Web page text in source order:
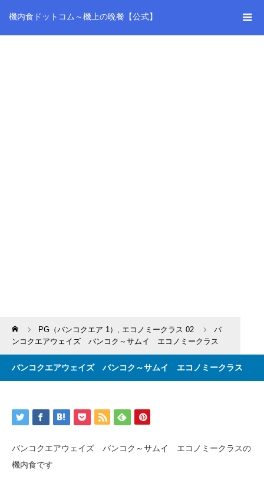
機内食ドットコム～機上の晩餐【公式】
Home PG（バンコクエア 1） , エコノミークラス 02
バ
ンコクエアウェイズ バンコク～サムイ エコノミークラス
バンコクエアウェイズ バンコク～サムイ エコノミークラス
バンコクエアウェイズ バンコク～サムイ エコノミークラスの
機内食です